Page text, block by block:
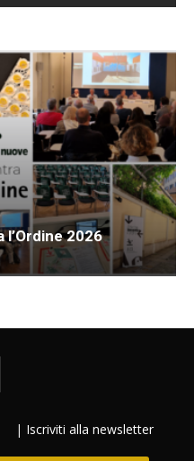
2026
| Iscriviti alla newsletter